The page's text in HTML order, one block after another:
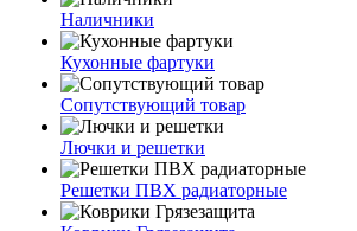
Наличники
Кухонные фартуки
Сопутствующий товар
Лючки и решетки
Решетки ПВХ радиаторные